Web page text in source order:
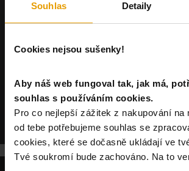
Souhlas Detaily
Cookies nejsou sušenky!
Aby náš web fungoval tak, jak má,
souhlas s používáním cookies.
Pro co nejlepší zážitek z nakupování na
od tebe potřebujeme souhlas se
cookies, které se dočasně ukládají ve
Tvé soukromí bude zachováno. Na to
POKRAČUJ NA ÚVODNÍ STRÁNKU